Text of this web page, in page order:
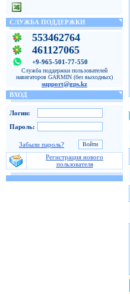
СЛУЖБА ПОДДЕРЖКИ
553462764
461127065
+9-965-501-77-550
Служба поддержки пользователей
навигаторов GARMIN (без выходных)
support@gps.kz
ВХОД
Логин:
Пароль:
Забыли пароль?
Регистрация нового
пользователя